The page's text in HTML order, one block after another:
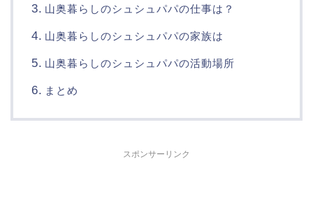
山奥暮らしのシュシュパパの仕事は？
山奥暮らしのシュシュパパの家族は
山奥暮らしのシュシュパパの活動場所
まとめ
スポンサーリンク